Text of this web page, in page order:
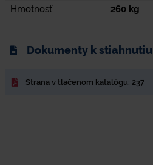
Hmotnosť
260 kg
Dokumenty k stiahnutiu
Strana v tlačenom katalógu: 237